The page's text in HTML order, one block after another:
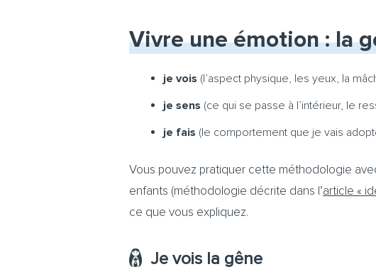
Vivre une émotion : la
je vois (l’aspect physique, les yeux, la
je sens (ce qui se passe à l’intérieur, le
je fais (le comportement que je vais
Vous pouvez pratiquer cette méthodologie
enfants (méthodologie décrite dans l’article «
ce que vous expliquez.
Je vois la gêne